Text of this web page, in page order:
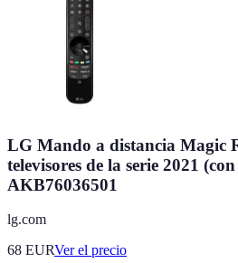
LG Mando a distancia Magic
televisores de la serie 2021
AKB76036501
lg.com
68 EURVer el precio